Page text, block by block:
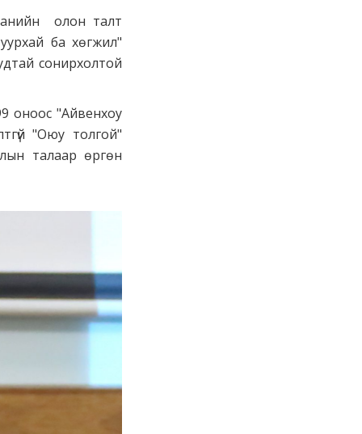
олон талт
ба хөгжил"
сонирхолтой
оноос "Айвенхоу
"Оюу толгой"
талаар өргөн